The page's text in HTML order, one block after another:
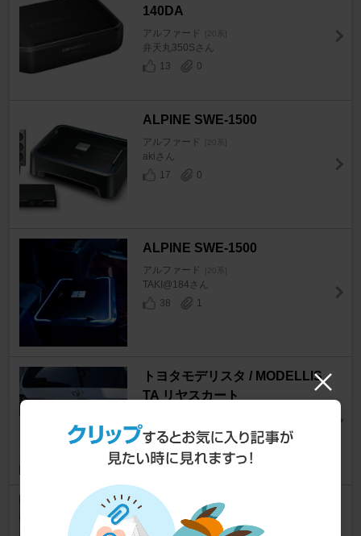
140DA
アルファード [20系]
弁天丸350Sさん
13
0
ALPINE SWE-1500
アルファード [20系]
аkiさん
17
0
ALPINE SWE-1500
アルファード [20系]
TAKI@184さん
38
1
トヨタモデリスタ / MODELLIS
TA リヤスカート
たかちこ。さん
10
草心LED エアコンパネルLED
打ち替え